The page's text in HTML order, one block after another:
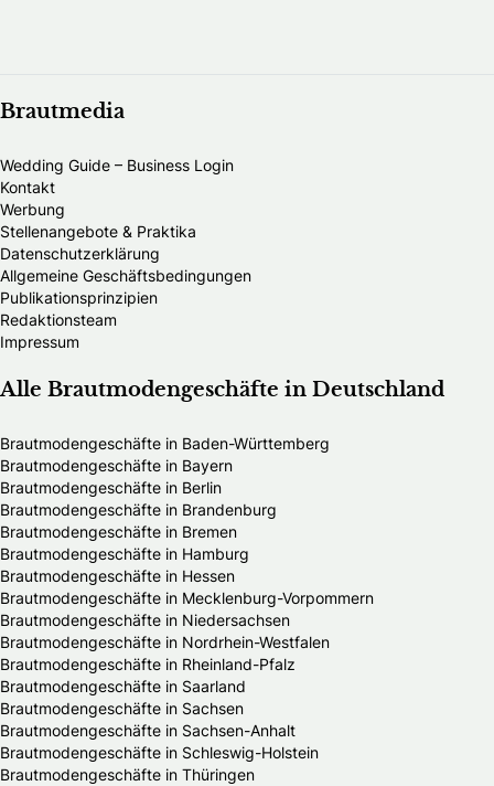
Brautmedia
Wedding Guide – Business Login
Kontakt
Werbung
Stellenangebote & Praktika
Datenschutzerklärung
Allgemeine Geschäftsbedingungen
Publikationsprinzipien
Redaktionsteam
Impressum
Alle Brautmodengeschäfte in Deutschland
Brautmodengeschäfte in Baden-Württemberg
Brautmodengeschäfte in Bayern
Brautmodengeschäfte in Berlin
Brautmodengeschäfte in Brandenburg
Brautmodengeschäfte in Bremen
Brautmodengeschäfte in Hamburg
Brautmodengeschäfte in Hessen
Brautmodengeschäfte in Mecklenburg-Vorpommern
Brautmodengeschäfte in Niedersachsen
Brautmodengeschäfte in Nordrhein-Westfalen
Brautmodengeschäfte in Rheinland-Pfalz
Brautmodengeschäfte in Saarland
Brautmodengeschäfte in Sachsen
Brautmodengeschäfte in Sachsen-Anhalt
Brautmodengeschäfte in Schleswig-Holstein
Brautmodengeschäfte in Thüringen